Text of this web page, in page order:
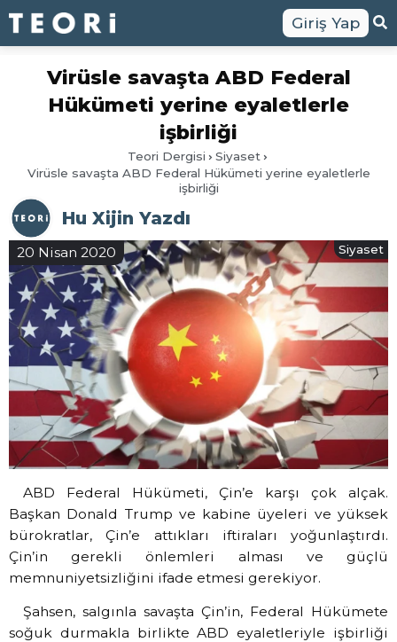
Giriş Yap
Virüsle savaşta ABD Federal
Hükümeti yerine eyaletlerle
işbirliği
Teori Dergisi
Siyaset
Virüsle savaşta ABD Federal Hükümeti yerine eyaletlerle
işbirliği
Hu Xijin Yazdı
20 Nisan 2020 Siyaset
ABD Federal Hükümeti, Çin’e karşı çok alçak.
Başkan Donald Trump ve kabine üyeleri ve yüksek
bürokratlar, Çin’e attıkları iftiraları yoğunlaştırdı.
Çin’in gerekli önlemleri alması ve güçlü
memnuniyetsizliğini ifade etmesi gerekiyor.
Şahsen, salgınla savaşta Çin’in, Federal Hükümete
soğuk durmakla birlikte ABD eyaletleriyle işbirliği